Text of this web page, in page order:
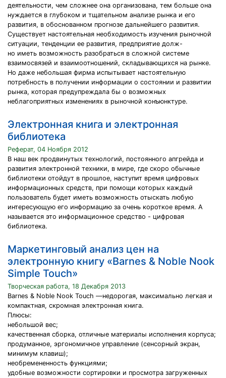
деятельности, чем сложнее она организована, тем больше она
нуждается в глубоком и тщательном анализе рынка и его
развития, в обоснованном прогнозе дальнейшего развития.
Существует настоятельная необходимость изучения рыночной
ситуации, тенденции ее развития, предприятие долж-
но иметь возможность разобраться в сложной системе
взаимосвязей и взаимоотношений, складывающихся на рынке.
Но даже небольшая фирма испытывает настоятельную
потребность в получении информации о состоянии и развитии
рынка, которая предупреждала бы о возможных
неблагоприятных изменениях в рыночной конъюнктуре.
Электронная книга и электронная
библиотека
Реферат, 04 Ноября 2012
В наш век продвинутых технологий, постоянного апгрейда и
развития электронной техники, в мире, где скоро обычные
библиотеки отойдут в прошлое, наступит время цифровых
информационных средств, при помощи которых каждый
пользователь будет иметь возможность отыскать любую
интересующую его информацию за очень короткое время. А
называется это информационное средство - цифровая
библиотека.
Маркетинговый анализ цен на
электронную книгу «Barnes & Noble Nook
Simple Touch»
Творческая работа, 18 Декабря 2013
Barnes & Noble Nook Touch —недорогая, максимально легкая и
компактная, скромная электронная книга.
Плюсы:
небольшой вес;
качественная сборка, отличные материалы исполнения корпуса;
продуманное, эргономичное управление (сенсорный экран,
минимум клавиш);
необремененность функциями;
удобные возможности сортировки и просмотра загруженных